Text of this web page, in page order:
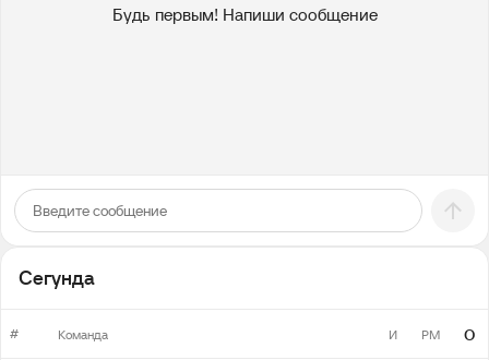
Будь первым! Напиши сообщение
Сегунда
# Команда И РМ О